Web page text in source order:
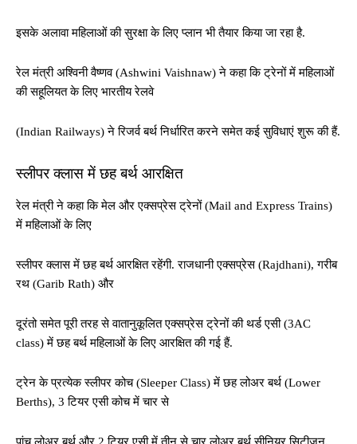
इसके अलावा महिलाओं की सुरक्षा के लिए प्लान भी तैयार क‍िया जा रहा है.
रेल मंत्री अश्विनी वैष्णव (Ashwini Vaishnaw) ने कहा कि ट्रेनों में महिलाओं
की सहूल‍ियत के ल‍िए भारतीय रेलवे
(Indian Railways) ने रिजर्व बर्थ न‍िर्धार‍ित करने समेत कई सुविधाएं शुरू की हैं.
स्लीपर क्लास में छह बर्थ आरक्षित
रेल मंत्री ने कहा कि मेल और एक्सप्रेस ट्रेनों (Mail and Express Trains)
में मह‍िलाओं के ल‍िए
स्लीपर क्लास में छह बर्थ आरक्षित रहेंगी. राजधानी एक्‍सप्रेस (Rajdhani), गरीब
रथ (Garib Rath) और
दूरंतो समेत पूरी तरह से वातानुकूलित एक्सप्रेस ट्रेनों की थर्ड एसी (3AC
class) में छह बर्थ महिलाओं के लिए आरक्षित की गई हैं.
ट्रेन के प्रत्‍येक स्लीपर कोच (Sleeper Class) में छह लोअर बर्थ (Lower
Berths), 3 टियर एसी कोच में चार से